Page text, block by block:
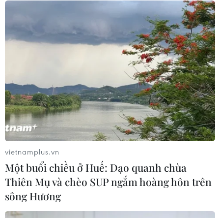
kiểm soát ở biên giới Triều Tiên
10/06/2019 12:22
Bộ Tư lệnh Liên hợp quốc hạn chế dân thường nhằm
tăng cường các biện pháp an toàn đối với du khách
sau khi Seoul xếp trạm kiểm soát này là một tài sản văn
hóa có tầm quan trọng về mặt lịch sử.
vietnamplus.vn
Một buổi chiều ở Huế: Dạo quanh chùa
Thiên Mụ và chèo SUP ngắm hoàng hôn trên
sông Hương